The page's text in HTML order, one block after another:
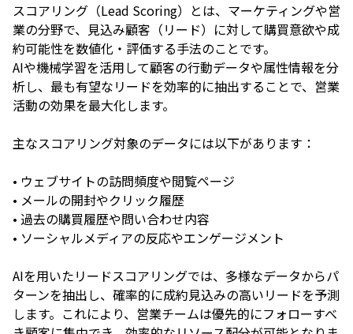
スコアリング（Lead Scoring）とは、マーケティングや営
業の分野で、見込み顧客（リード）に対して購買意欲や成
約可能性を数値化・評価する手法のことです。
AIや機械学習を活用して顧客の行動データや属性情報を分
析し、最も有望なリードを効率的に抽出することで、営業
活動の効果を最大化します。
主なスコアリング対象のデータには以下があります：
• ウェブサイトの訪問頻度や閲覧ページ
• メールの開封やクリック履歴
• 過去の購買履歴や問い合わせ内容
• ソーシャルメディアの反応やエンゲージメント
AIを用いたリードスコアリングでは、多様なデータからパ
ターンを抽出し、確率的に成約見込みの高いリードを予測
します。これにより、営業チームは優先的にフォローすべ